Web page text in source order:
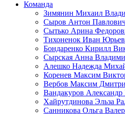
Команда
Зимянин Михаил
Сыров Антон
Сытько Арина
Тихоненок Иван
Бондаренко Кирилл
Сырская Анна
Алешко Надежда
Коренев Максим
Вербов Максим
Вандакуров Александр
Хайрутдинова Эльза
Санникова Ольга